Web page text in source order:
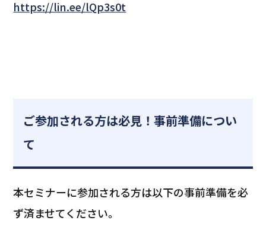
https://lin.ee/lQp3s0t
ご参加される方は必見！事前準備につい
て
本セミナーに参加される方は以下の事前準備を必
ず済ませてください。